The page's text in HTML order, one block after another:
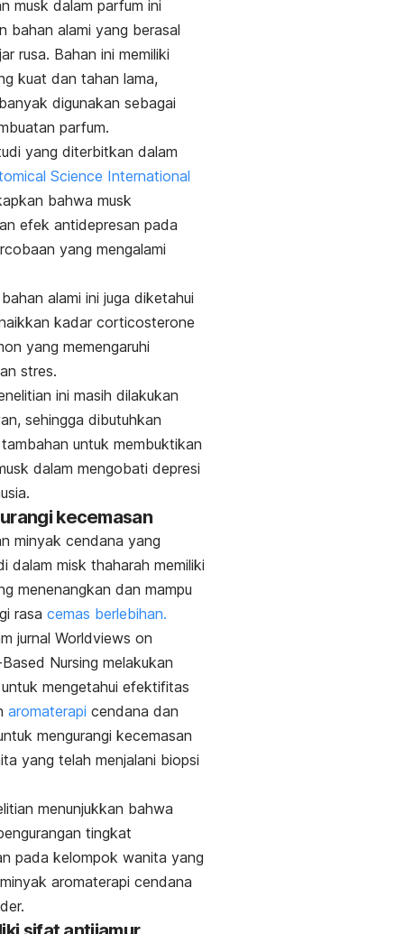
musk dalam parfum ini
bahan alami yang berasal
rusa. Bahan ini memiliki
kuat dan tahan lama,
digunakan sebagai
parfum.
yang diterbitkan dalam
Science International
bahwa musk
efek antidepresan pada
yang mengalami
alami ini juga diketahui
kadar corticosterone
yang memengaruhi
stres.
ini masih dilakukan
sehingga dibutuhkan
untuk membuktikan
dalam mengobati depresi
kecemasan
minyak cendana yang
dalam misk thaharah memiliki
menenangkan dan mampu
rasa cemas berlebihan.
jurnal Worldviews on
Nursing melakukan
untuk mengetahui efektifitas
aromaterapi cendana dan
mengurangi kecemasan
yang telah menjalani biopsi
menunjukkan bahwa
tingkat
pada kelompok wanita yang
aromaterapi cendana